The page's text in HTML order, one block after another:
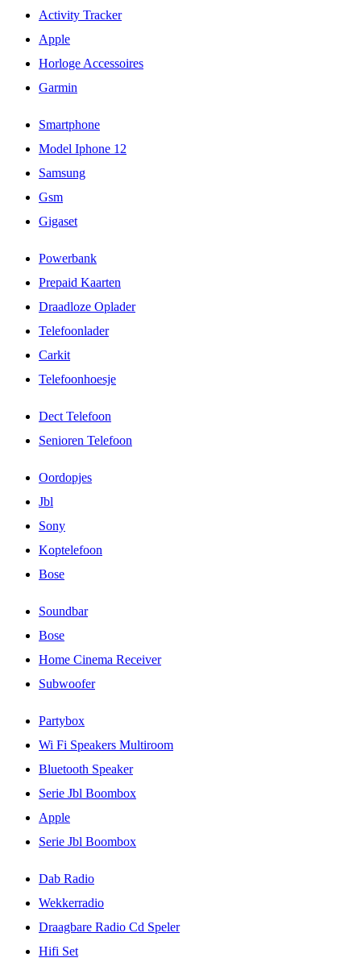
Activity Tracker
Apple
Horloge Accessoires
Garmin
Smartphone
Model Iphone 12
Samsung
Gsm
Gigaset
Powerbank
Prepaid Kaarten
Draadloze Oplader
Telefoonlader
Carkit
Telefoonhoesje
Dect Telefoon
Senioren Telefoon
Oordopjes
Jbl
Sony
Koptelefoon
Bose
Soundbar
Bose
Home Cinema Receiver
Subwoofer
Partybox
Wi Fi Speakers Multiroom
Bluetooth Speaker
Serie Jbl Boombox
Apple
Serie Jbl Boombox
Dab Radio
Wekkerradio
Draagbare Radio Cd Speler
Hifi Set